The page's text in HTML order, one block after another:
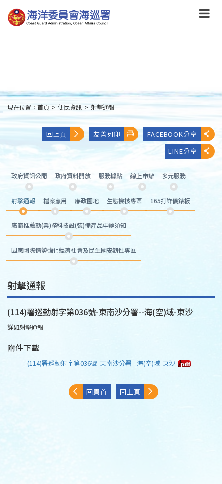
到
主
:::
現在位置： 首頁 > 便民資訊 > 射擊通報
回上頁 友善列印
FACEBOOK分享
LINE分享
政府資訊公開 政府資料開放 服務據點 線上申辦 多元服務
射擊通報 檔案應用 廉政園地 生態檢核專區 165打詐儀錶板
廠商推薦勤(業)務科技設(裝)備產品申辦須知
因應國際情勢強化經濟社會及民生國安韌性專區
射擊通報
(114)署巡勤射字第036號-東南沙分署--海(空)域-東沙
詳如射擊通報
附件下載
(114)署巡勤射字第036號-東南沙分署--海(空)域-東沙-
回頁首 回上頁